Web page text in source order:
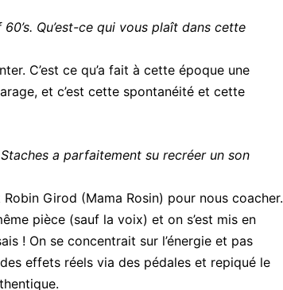
Qu’est-ce qui vous plaît dans cette
C’est ce qu’a fait à cette époque une
et c’est cette spontanéité et cette
a parfaitement su recréer un son
Girod (Mama Rosin) pour nous coacher.
pièce (sauf la voix) et on s’est mis en
! On se concentrait sur l’énergie et pas
effets réels via des pédales et repiqué le